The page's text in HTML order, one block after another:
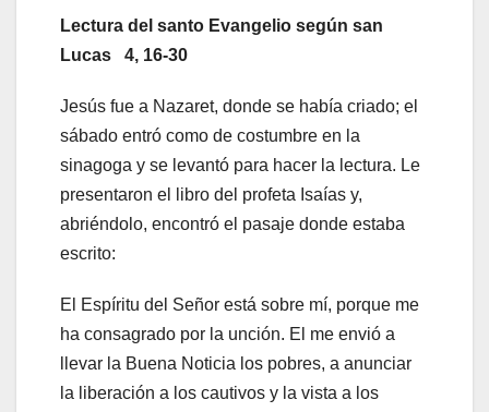
Lectura del santo Evangelio según san
Lucas 4, 16-30
Jesús fue a Nazaret, donde se había criado; el
sábado entró como de costumbre en la
sinagoga y se levantó para hacer la lectura. Le
presentaron el libro del profeta Isaías y,
abriéndolo, encontró el pasaje donde estaba
escrito:
El Espíritu del Señor está sobre mí, porque me
ha consagrado por la unción. El me envió a
llevar la Buena Noticia los pobres, a anunciar
la liberación a los cautivos y la vista a los